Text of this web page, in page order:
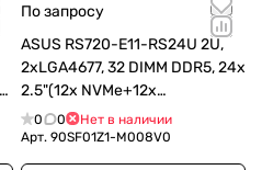
По запросу
ASUS RS720-E11-RS24U 2U,
2xLGA4677, 32 DIMM DDR5, 24x
2.5"(12x NVMe+12x
NVMe/SATA/SAS* hs), 2 x M.2
slot 2280, 2x10Gbe RJ45, 4
dual- (90SF01Z1-M008V0)
0 0
Нет в наличии
Арт. 90SF01Z1-M008V0